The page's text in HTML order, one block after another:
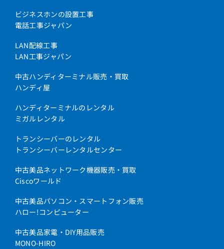
ビジネスホンの設置工事
電話工事ジャパン
LAN配線工事
LAN工事ジャパン
中古ハンディターミナル販売・買取
ハンディ屋
ハンディターミナルのレンタル
ミガルレンタル
トランシーバーのレンタル
トランシーバーレンタルセンター
中古美品ネットワーク機器販売・買取
Ciscoワールド
中古美品パソコン・スマートフォン販売
ハロー!コンピューター
中古美品家電・DIY用品販売
MONO-HIRO